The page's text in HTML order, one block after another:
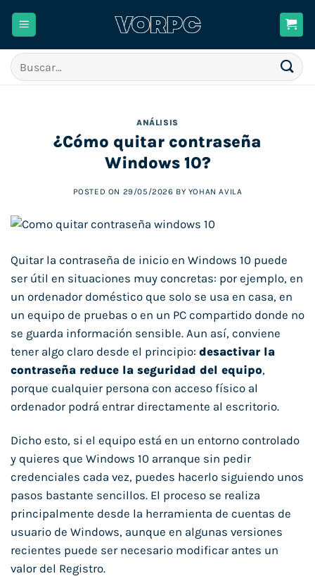
Buscar
por:
ANÁLISIS
¿Cómo quitar contraseña
Windows 10?
POSTED ON 29/05/2026 BY YOHAN AVILA
Quitar la contraseña de inicio en Windows 10 puede
ser útil en situaciones muy concretas: por ejemplo, en
un ordenador doméstico que solo se usa en casa, en
un equipo de pruebas o en un PC compartido donde no
se guarda información sensible. Aun así, conviene
tener algo claro desde el principio: desactivar la
contraseña reduce la seguridad del equipo,
porque cualquier persona con acceso físico al
ordenador podrá entrar directamente al escritorio.
Dicho esto, si el equipo está en un entorno controlado
y quieres que Windows 10 arranque sin pedir
credenciales cada vez, puedes hacerlo siguiendo unos
pasos bastante sencillos. El proceso se realiza
principalmente desde la herramienta de cuentas de
usuario de Windows, aunque en algunas versiones
recientes puede ser necesario modificar antes un
valor del Registro.